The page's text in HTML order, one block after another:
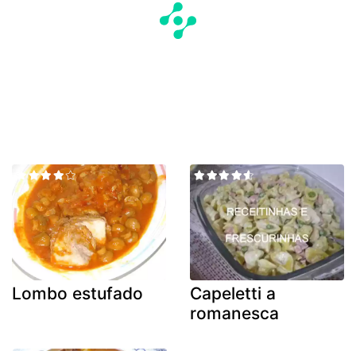
Lombo estufado
Capeletti a
romanesca